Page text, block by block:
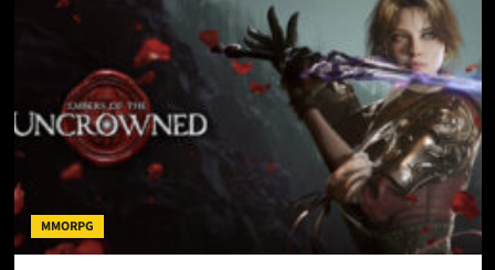
остров»
третьих
«Героев»
появится
в
Heroes
Might
MMORPG